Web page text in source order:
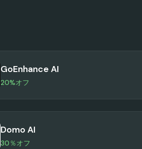
GoEnhance AI
20%オフ
Domo AI
30％オフ